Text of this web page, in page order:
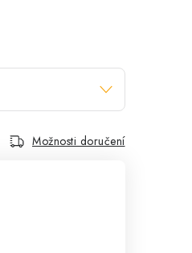
Možnosti doručení